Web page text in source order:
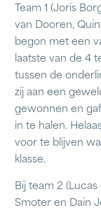
Team 1 (Joris
van Dooren,
begon met een
laatste van de 4
tussen de
zij aan een
gewonnen en
in te halen.
voor te blijven
klasse.
Bij team 2 (Lucas
Smoter en Dain